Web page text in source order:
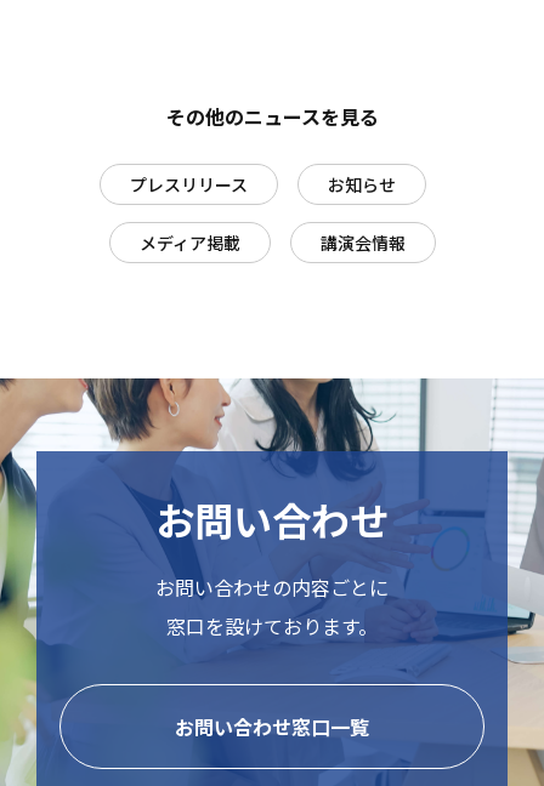
その他のニュースを見る
プレスリリース お知らせ
メディア掲載 講演会情報
お問い合わせ
お問い合わせの内容ごとに
窓口を設けております。
お問い合わせ窓口一覧